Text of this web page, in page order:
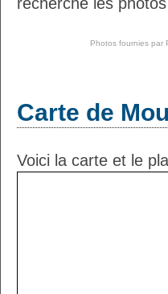
Photos fournies par
Carte de
Voici la carte et le